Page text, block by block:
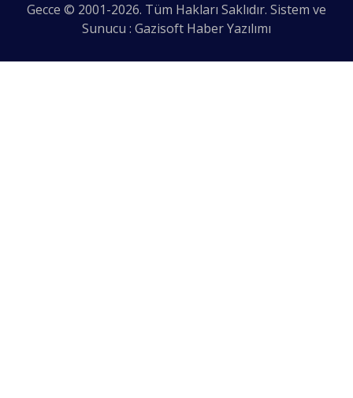
Gecce © 2001-2026. Tüm Hakları Saklıdır. Sistem ve
Sunucu : Gazisoft Haber Yazılımı